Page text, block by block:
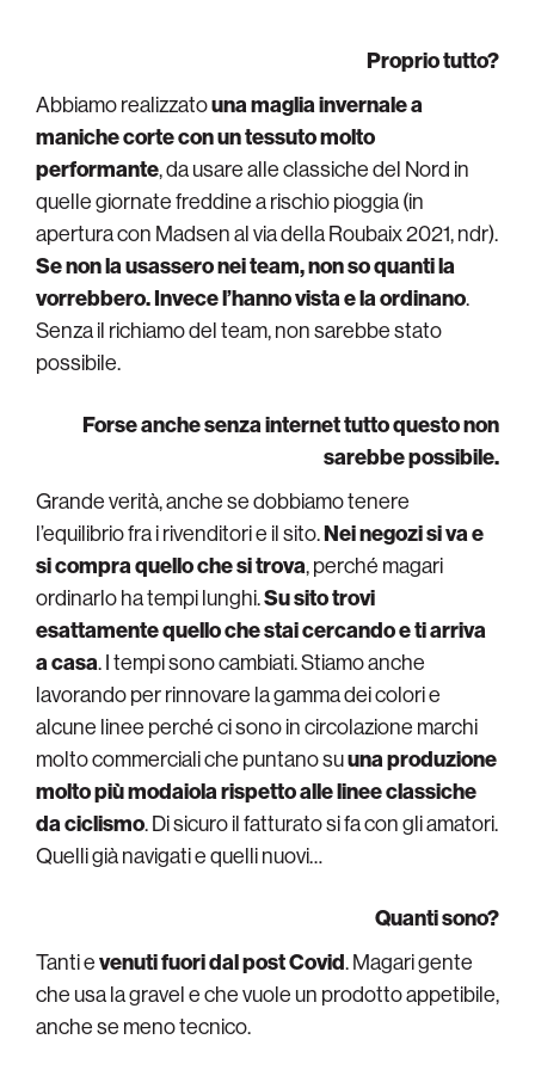
Proprio tutto?
Abbiamo realizzatouna maglia invernale a
maniche corte con un tessuto molto
performante, da usare alle classiche del Nord in
quelle giornate freddine a rischio pioggia (in
apertura con Madsen al via della Roubaix 2021, ndr).
Se non la usassero nei team, non so quanti la
vorrebbero. Invece l’hanno vista e la ordinano.
Senza il richiamo del team, non sarebbe stato
possibile.
Forse anche senza internet tutto questo non
sarebbe possibile.
Grande verità, anche se dobbiamo tenere
l’equilibrio fra i rivenditori e il sito.Nei negozi si va e
si compra quello che si trova, perché magari
ordinarlo ha tempi lunghi.Su sito trovi
esattamente quello che stai cercando e ti arriva
a casa. I tempi sono cambiati. Stiamo anche
lavorando per rinnovare la gamma dei colori e
alcune linee perché ci sono in circolazione marchi
molto commerciali che puntano suuna produzione
molto più modaiola rispetto alle linee classiche
da ciclismo. Di sicuro il fatturato si fa con gli amatori.
Quelli già navigati e quelli nuovi…
Quanti sono?
Tanti evenuti fuori dal post Covid. Magari gente
che usa la gravel e che vuole un prodotto appetibile,
anche se meno tecnico.